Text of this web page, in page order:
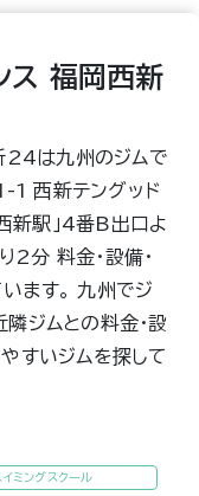
ス 福岡西新
24は九州のジムで
1 西新テングッド
新駅」4番B出口よ
分 料金・設備・
ます。 九州でジ
ジムとの料金・設
すいジムを探して
イミングスクール